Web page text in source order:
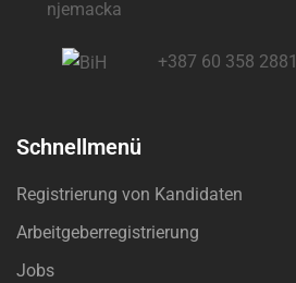
+387 60 358 2881
Schnellmenü
Registrierung von Kandidaten
Arbeitgeberregistrierung
Jobs